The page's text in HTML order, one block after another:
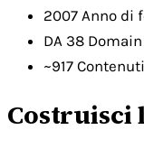
2007 Anno di
DA 38
~917
Costruisci